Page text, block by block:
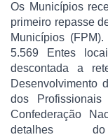
Os Municípios
primeiro repasse
Municípios
5.569 Entes
descontada a
Desenvolvimento
dos
Confederação
detalhes